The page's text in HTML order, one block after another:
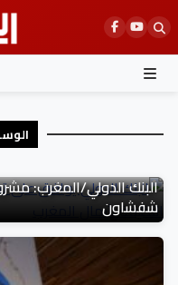
Skip
to
content
البنك الدولي/المغرب:
شفشاون